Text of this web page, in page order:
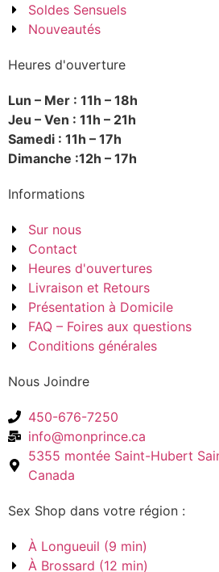
Soldes Sensuels
Nouveautés
Heures d'ouverture
Lun – Mer : 11h – 18h
Jeu – Ven : 11h – 21h
Samedi : 11h – 17h
Dimanche :12h – 17h
Informations
Sur nous
Contact
Heures d'ouvertures
Livraison et Retours
Présentation à Domicile
FAQ – Foires aux questions
Conditions générales
Nous Joindre
450-676-7250
info@monprince.ca
5355 montée Saint-Hubert
Canada
Sex Shop dans votre région :
À Longueuil (9 min)
À Brossard (12 min)